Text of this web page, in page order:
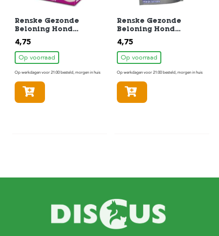
Renske Gezonde
Beloning Hond
Hartjes Hondensnack
Lam 150gr
4,75
Op voorraad
Op werkdagen voor 21:00 besteld, morgen in huis
Renske Gezonde
Beloning Hond
Vleesrepen
Hondensnack Konijn
100gr
4,75
Op voorraad
Op werkdagen voor 21:00 besteld, morgen in huis